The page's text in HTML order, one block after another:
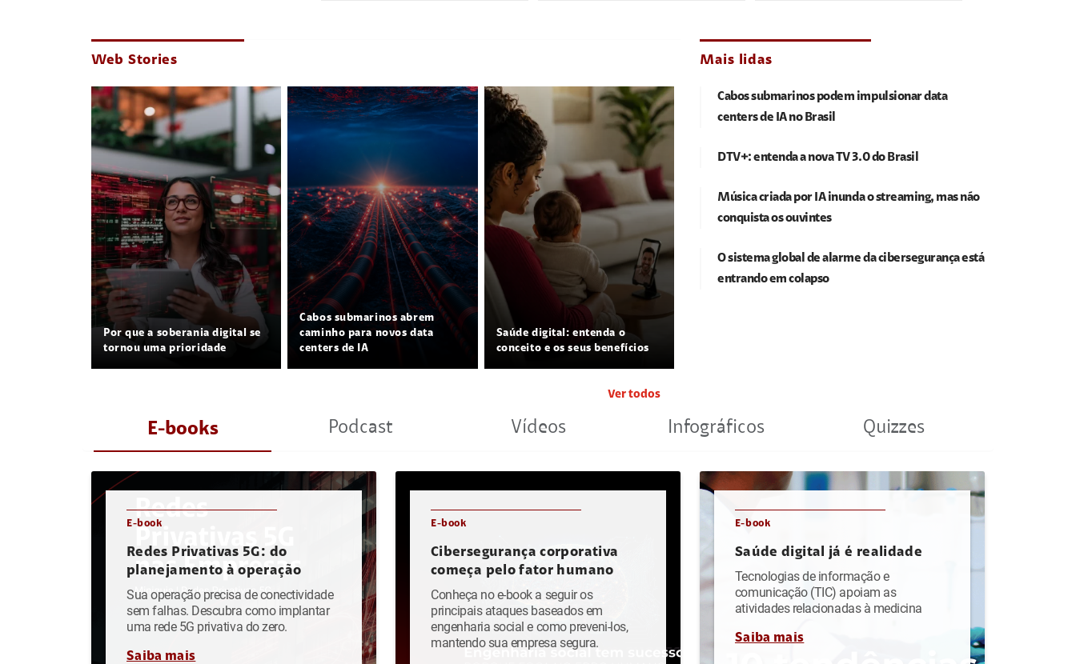
Web Stories
Por que a soberania digital se
tornou uma prioridade
Cabos submarinos abrem
caminho para novos data
centers de IA
Saúde digital: entenda o
conceito e os seus benefícios
Ver todos
Mais lidas
Cabos submarinos podem impulsionar data
centers de IA no Brasil
DTV+: entenda a nova TV 3.0 do Brasil
Música criada por IA inunda o streaming, mas não
conquista os ouvintes
O sistema global de alarme da cibersegurança está
entrando em colapso
E-books Podcast Vídeos Infográficos Quizzes
E-book
Redes Privativas 5G: do
planejamento à operação
Sua operação precisa de conectividade
sem falhas. Descubra como implantar
uma rede 5G privativa do zero.
Saiba mais
E-book
Cibersegurança corporativa
começa pelo fator humano
Conheça no e-book a seguir os
principais ataques baseados em
engenharia social e como preveni-los,
mantendo sua empresa segura.
E-book
Saúde digital já é realidade
Tecnologias de informação e
comunicação (TIC) apoiam as
atividades relacionadas à medicina
Saiba mais